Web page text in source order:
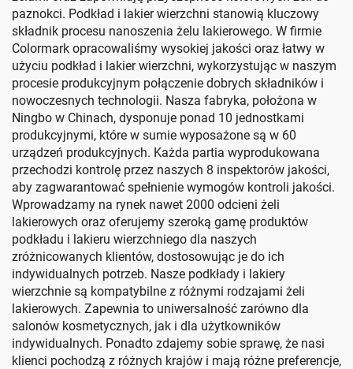
paznokci. Podkład i lakier wierzchni stanowią kluczowy
składnik procesu nanoszenia żelu lakierowego. W firmie
Colormark opracowaliśmy wysokiej jakości oraz łatwy w
użyciu podkład i lakier wierzchni, wykorzystując w naszym
procesie produkcyjnym połączenie dobrych składników i
nowoczesnych technologii. Nasza fabryka, położona w
Ningbo w Chinach, dysponuje ponad 10 jednostkami
produkcyjnymi, które w sumie wyposażone są w 60
urządzeń produkcyjnych. Każda partia wyprodukowana
przechodzi kontrolę przez naszych 8 inspektorów jakości,
aby zagwarantować spełnienie wymogów kontroli jakości.
Wprowadzamy na rynek nawet 2000 odcieni żeli
lakierowych oraz oferujemy szeroką gamę produktów
podkładu i lakieru wierzchniego dla naszych
zróżnicowanych klientów, dostosowując je do ich
indywidualnych potrzeb. Nasze podkłady i lakiery
wierzchnie są kompatybilne z różnymi rodzajami żeli
lakierowych. Zapewnia to uniwersalność zarówno dla
salonów kosmetycznych, jak i dla użytkowników
indywidualnych. Ponadto zdajemy sobie sprawę, że nasi
klienci pochodzą z różnych krajów i mają różne preferencje,